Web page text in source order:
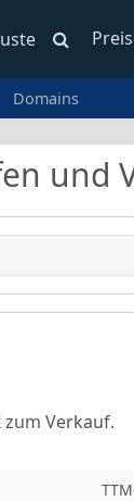
Domains
und
zum Verkauf.